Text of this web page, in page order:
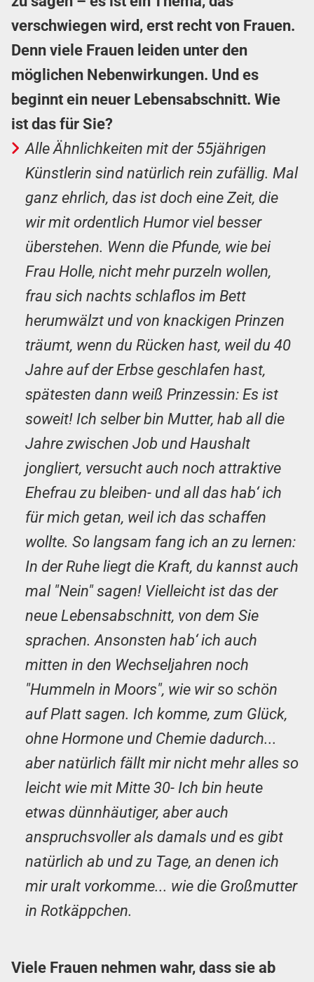
verschwiegen wird, erst recht von Frauen.
Denn viele Frauen leiden unter den
möglichen Nebenwirkungen. Und es
beginnt ein neuer Lebensabschnitt. Wie
ist das für Sie?
Alle Ähnlichkeiten mit der 55jährigen
Künstlerin sind natürlich rein zufällig. Mal
ganz ehrlich, das ist doch eine Zeit, die
wir mit ordentlich Humor viel besser
überstehen. Wenn die Pfunde, wie bei
Frau Holle, nicht mehr purzeln wollen,
frau sich nachts schlaflos im Bett
herumwälzt und von knackigen Prinzen
träumt, wenn du Rücken hast, weil du 40
Jahre auf der Erbse geschlafen hast,
spätesten dann weiß Prinzessin: Es ist
soweit! Ich selber bin Mutter, hab all die
Jahre zwischen Job und Haushalt
jongliert, versucht auch noch attraktive
Ehefrau zu bleiben- und all das hab‘ ich
für mich getan, weil ich das schaffen
wollte. So langsam fang ich an zu lernen:
In der Ruhe liegt die Kraft, du kannst auch
mal "Nein" sagen! Vielleicht ist das der
neue Lebensabschnitt, von dem Sie
sprachen. Ansonsten hab‘ ich auch
mitten in den Wechseljahren noch
"Hummeln in Moors", wie wir so schön
auf Platt sagen. Ich komme, zum Glück,
ohne Hormone und Chemie dadurch...
aber natürlich fällt mir nicht mehr alles so
leicht wie mit Mitte 30- Ich bin heute
etwas dünnhäutiger, aber auch
anspruchsvoller als damals und es gibt
natürlich ab und zu Tage, an denen ich
mir uralt vorkomme... wie die Großmutter
in Rotkäppchen.
Viele Frauen nehmen wahr, dass sie ab